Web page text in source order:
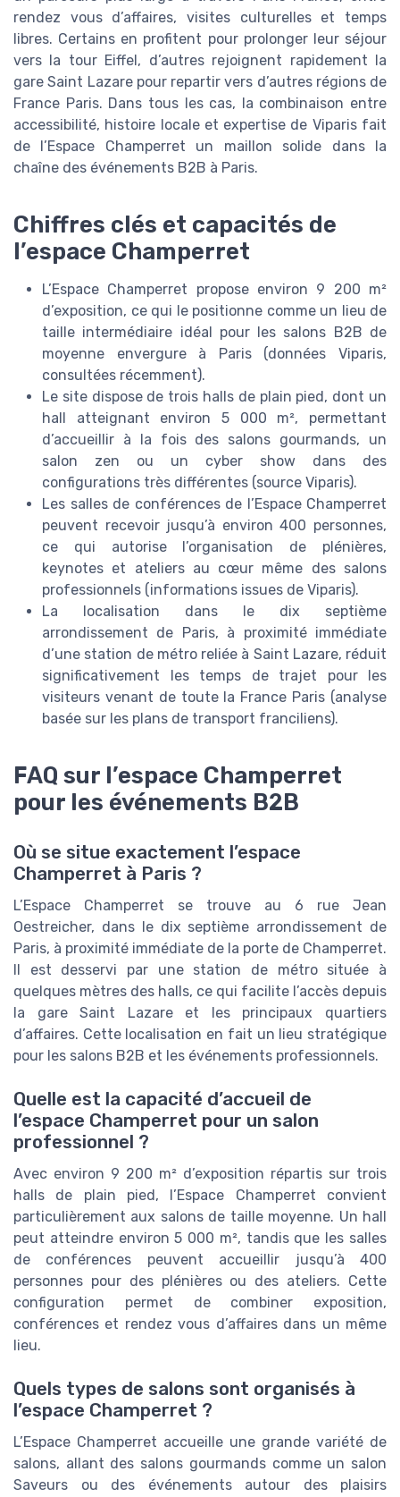
rendez vous d’affaires, visites culturelles et temps
libres. Certains en profitent pour prolonger leur séjour
vers la tour Eiffel, d’autres rejoignent rapidement la
gare Saint Lazare pour repartir vers d’autres régions de
France Paris. Dans tous les cas, la combinaison entre
accessibilité, histoire locale et expertise de Viparis fait
de l’Espace Champerret un maillon solide dans la
chaîne des événements B2B à Paris.
Chiffres clés et capacités de
l’espace Champerret
L’Espace Champerret propose environ 9 200 m²
d’exposition, ce qui le positionne comme un lieu de
taille intermédiaire idéal pour les salons B2B de
moyenne envergure à Paris (données Viparis,
consultées récemment).
Le site dispose de trois halls de plain pied, dont un
hall atteignant environ 5 000 m², permettant
d’accueillir à la fois des salons gourmands, un
salon zen ou un cyber show dans des
configurations très différentes (source Viparis).
Les salles de conférences de l’Espace Champerret
peuvent recevoir jusqu’à environ 400 personnes,
ce qui autorise l’organisation de plénières,
keynotes et ateliers au cœur même des salons
professionnels (informations issues de Viparis).
La localisation dans le dix septième
arrondissement de Paris, à proximité immédiate
d’une station de métro reliée à Saint Lazare, réduit
significativement les temps de trajet pour les
visiteurs venant de toute la France Paris (analyse
basée sur les plans de transport franciliens).
FAQ sur l’espace Champerret
pour les événements B2B
Où se situe exactement l’espace
Champerret à Paris ?
L’Espace Champerret se trouve au 6 rue Jean
Oestreicher, dans le dix septième arrondissement de
Paris, à proximité immédiate de la porte de Champerret.
Il est desservi par une station de métro située à
quelques mètres des halls, ce qui facilite l’accès depuis
la gare Saint Lazare et les principaux quartiers
d’affaires. Cette localisation en fait un lieu stratégique
pour les salons B2B et les événements professionnels.
Quelle est la capacité d’accueil de
l’espace Champerret pour un salon
professionnel ?
Avec environ 9 200 m² d’exposition répartis sur trois
halls de plain pied, l’Espace Champerret convient
particulièrement aux salons de taille moyenne. Un hall
peut atteindre environ 5 000 m², tandis que les salles
de conférences peuvent accueillir jusqu’à 400
personnes pour des plénières ou des ateliers. Cette
configuration permet de combiner exposition,
conférences et rendez vous d’affaires dans un même
lieu.
Quels types de salons sont organisés à
l’espace Champerret ?
L’Espace Champerret accueille une grande variété de
salons, allant des salons gourmands comme un salon
Saveurs ou des événements autour des plaisirs